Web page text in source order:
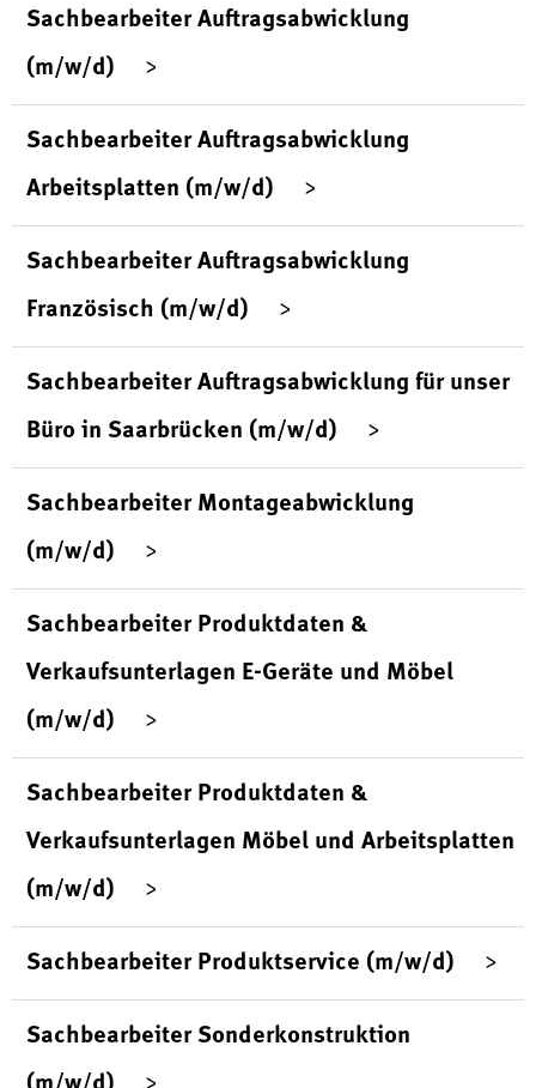
Sachbearbeiter Auftragsabwicklung
(m/w/d)
Sachbearbeiter Auftragsabwicklung
Arbeitsplatten (m/w/d)
Sachbearbeiter Auftragsabwicklung
Französisch (m/w/d)
Sachbearbeiter Auftragsabwicklung für unser
Büro in Saarbrücken (m/w/d)
Sachbearbeiter Montageabwicklung
(m/w/d)
Sachbearbeiter Produktdaten &
Verkaufsunterlagen E-Geräte und Möbel
(m/w/d)
Sachbearbeiter Produktdaten &
Verkaufsunterlagen Möbel und Arbeitsplatten
(m/w/d)
Sachbearbeiter Produktservice (m/w/d)
Sachbearbeiter Sonderkonstruktion